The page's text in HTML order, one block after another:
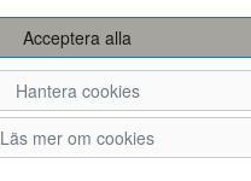
36
Acceptera alla
Hantera cookies
Läs mer om cookies